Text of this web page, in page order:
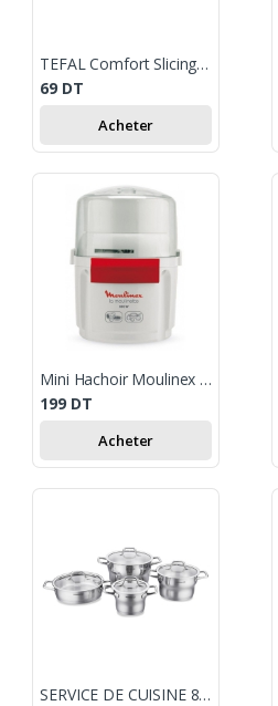
TEFAL Comfort Slicing Knife 20 cm
69 DT
Acheter
Mini Hachoir Moulinex Moulinette / Blanc
199 DT
Acheter
SERVICE DE CUISINE 8PIÈCES KORKMAZ ESTIMA - INOX